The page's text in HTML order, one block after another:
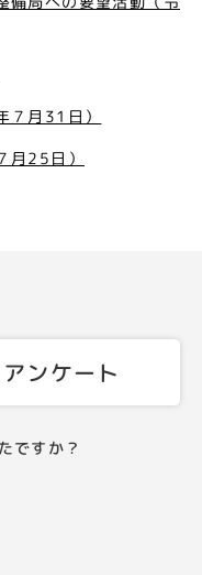
７月31日）
月25日）
ンケート
ですか？